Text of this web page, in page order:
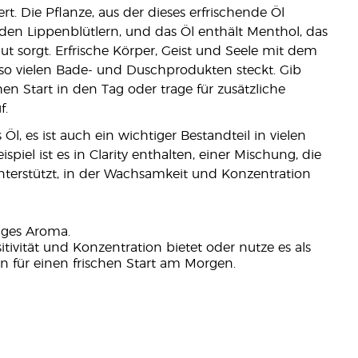
Die Pflanze, aus der dieses erfrischende Öl
Lippenblütlern, und das Öl enthält Menthol, das
sorgt. Erfrische Körper, Geist und Seele mit dem
vielen Bade- und Duschprodukten steckt. Gib
Start in den Tag oder trage für zusätzliche
es ist auch ein wichtiger Bestandteil in vielen
ist es in Clarity enthalten, einer Mischung, die
in der Wachsamkeit und Konzentration
Aroma.
und Konzentration bietet oder nutze es als
für einen frischen Start am Morgen.